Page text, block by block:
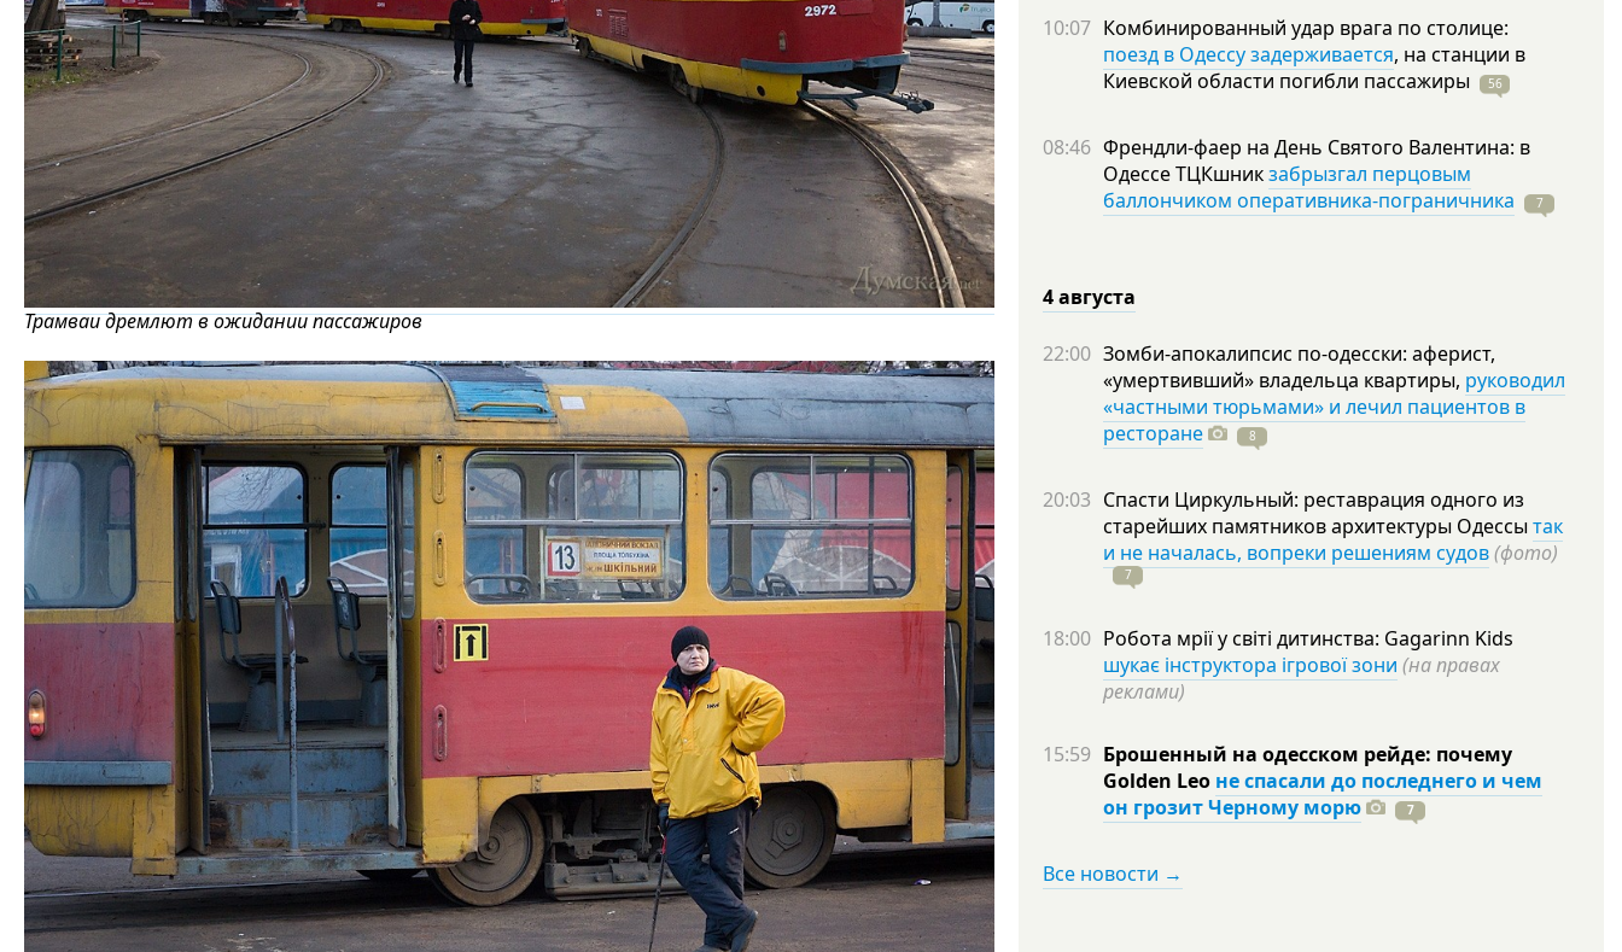
Трамваи дремлют в ожидании пассажиров
10:07 Комбинированный удар врага по столице:
поезд в Одессу задерживается, на станции в
Киевской области погибли пассажиры 56
08:46 Френдли-фаер на День Святого Валентина: в
Одессе ТЦКшникзабрызгал перцовым
баллончиком оперативника-пограничника
7
4 августа
22:00 Зомби-апокалипсис по-одесски: аферист,
«умертвивший» владельца квартиры, руководил
«частными тюрьмами» и лечил пациентов в
ресторане
8
20:03 Спасти Циркульный: реставрация одного из
старейших памятников архитектуры Одессы так
и не началась, вопреки решениям судов(фото)
7
18:00 Робота мрії у світі дитинства: Gagarinn Kids
шукає інструктора ігрової зони (на правах
реклами)
15:59 Брошенный на одесском рейде: почему
Golden Leo не спасали до последнего и чем
он грозит Черному морю
7
Все новости →